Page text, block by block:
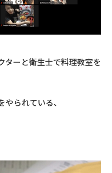
ーと衛生士で料理教室を
られている、